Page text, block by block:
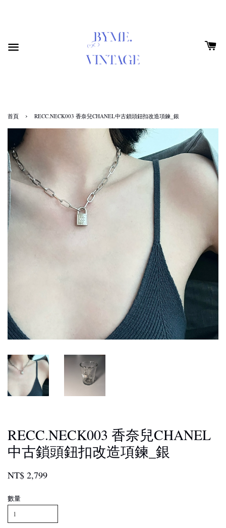
首頁 › RECC.NECK003 香奈兒CHANEL中古鎖頭鈕扣改造項鍊_銀
RECC.NECK003 香奈兒CHANEL
中古鎖頭鈕扣改造項鍊_銀
NT$ 2,799
數量